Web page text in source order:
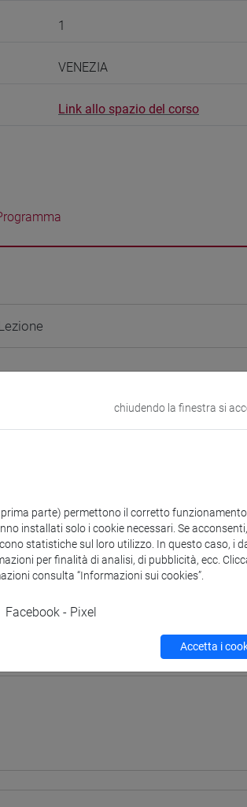
1
VENEZIA
Link allo spazio del corso
chiudendo la finestra si
parte) permettono il corretto
installati solo i cookie necessari. Se
statistiche sul loro utilizzo. In questo caso, i
per finalità di analisi, di pubblicità, ecc.
consulta “Informazioni sui cookies”.
Facebook - Pixel
Accetta i